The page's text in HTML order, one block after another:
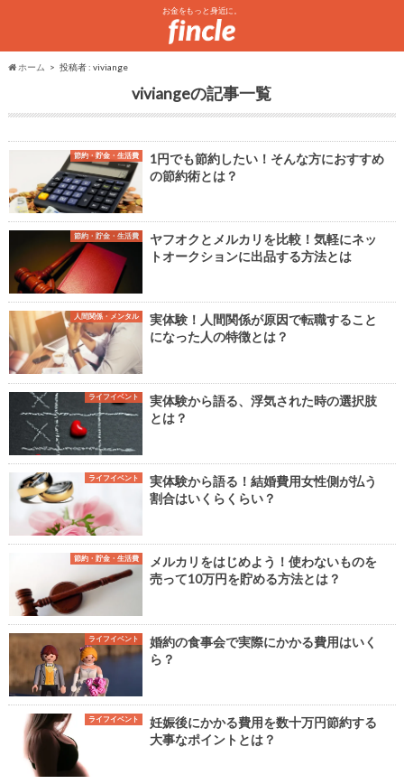
お金をもっと身近に。
ホーム 投稿者 : viviange
viviange
節約・貯金・生活費
1円でも節約したい！そんな方におすすめ
の節約術とは？
節約・貯金・生活費
ヤフオクとメルカリを比較！気軽にネッ
トオークションに出品する方法とは
人間関係・メンタル
実体験！人間関係が原因で転職すること
になった人の特徴とは？
ライフイベント
実体験から語る、浮気された時の選択肢
とは？
ライフイベント
実体験から語る！結婚費用女性側が払う
割合はいくらくらい？
節約・貯金・生活費
メルカリをはじめよう！使わないものを
売って10万円を貯める方法とは？
ライフイベント
婚約の食事会で実際にかかる費用はいく
ら？
ライフイベント
妊娠後にかかる費用を数十万円節約する
大事なポイントとは？